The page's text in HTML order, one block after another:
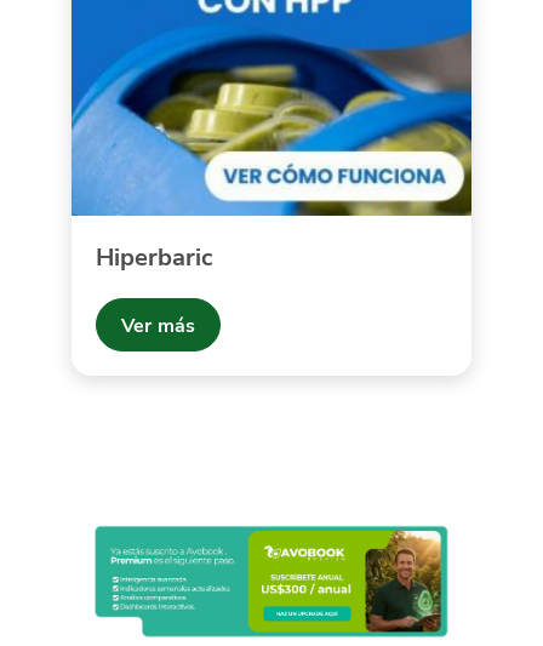
Hiperbaric
Ver más